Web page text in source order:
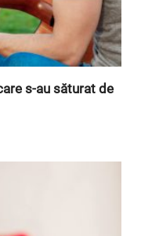
s-au săturat de